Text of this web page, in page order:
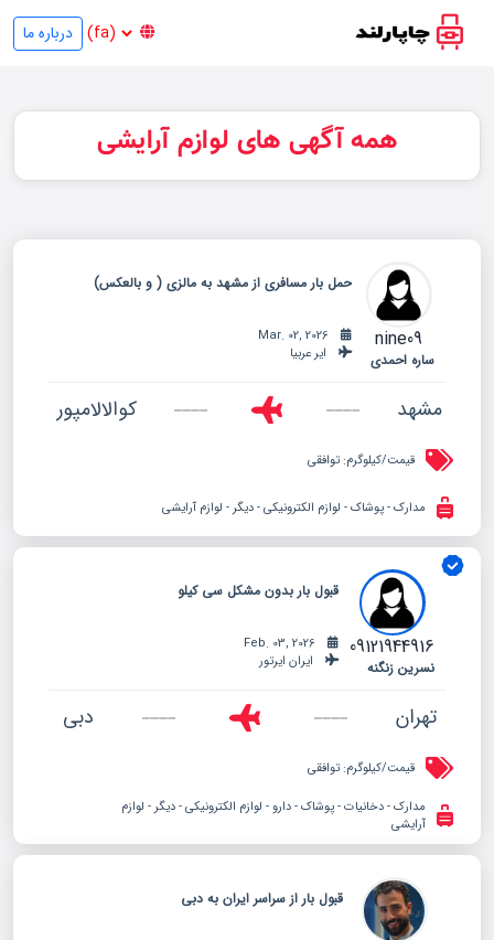
درباره ما
همه آگهی های لوازم آرایشی
nine09
ساره احمدی
حمل بار مسافری از مشهد به مالزی ( و بالعکس)
ایر عربیا
مشهد کوالالامپور
قیمت/کیلوگرم:
مدارک - پوشاک - لوازم الکترونیکی - دیگر - لوازم آرایشی
09121944916
نسرین زنگنه
قبول بار بدون مشکل سی کیلو
ایران ایرتور
تهران دبی
قیمت/کیلوگرم:
مدارک - دخانیات - پوشاک - دارو - لوازم الکترونیکی - دیگر - لوازم
آرایشی
قبول بار از سراسر ایران به دبی